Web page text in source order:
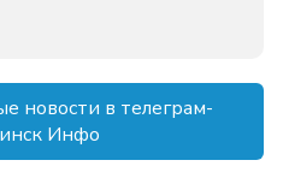
новости в телеграм-
Инфо